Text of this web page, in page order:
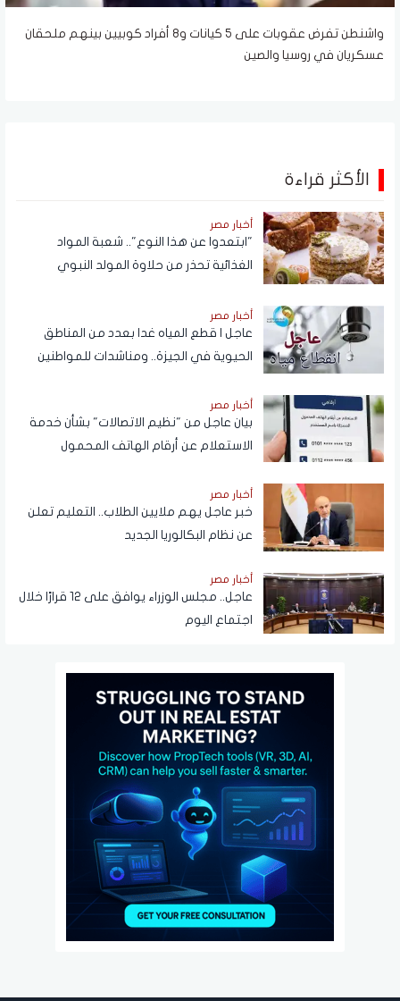
واشنطن تفرض عقوبات على 5 كيانات و8 أفراد كوبيين بينهم ملحقان
عسكريان في روسيا والصين
الأكثر قراءة
أخبار مصر
"ابتعدوا عن هذا النوع".. شعبة المواد
الغذائية تحذر من حلاوة المولد النبوي
أخبار مصر
عاجل | قطع المياه غدا بعدد من المناطق
الحيوية في الجيزة.. ومناشدات للمواطنين
أخبار مصر
بيان عاجل من "نظيم الاتصالات" بشأن خدمة
الاستعلام عن أرقام الهاتف المحمول
NTRA
أخبار مصر
خبر عاجل يهم ملايين الطلاب.. التعليم تعلن
عن نظام البكالوريا الجديد
أخبار مصر
عاجل.. مجلس الوزراء يوافق على 12 قرارًا خلال
اجتماع اليوم